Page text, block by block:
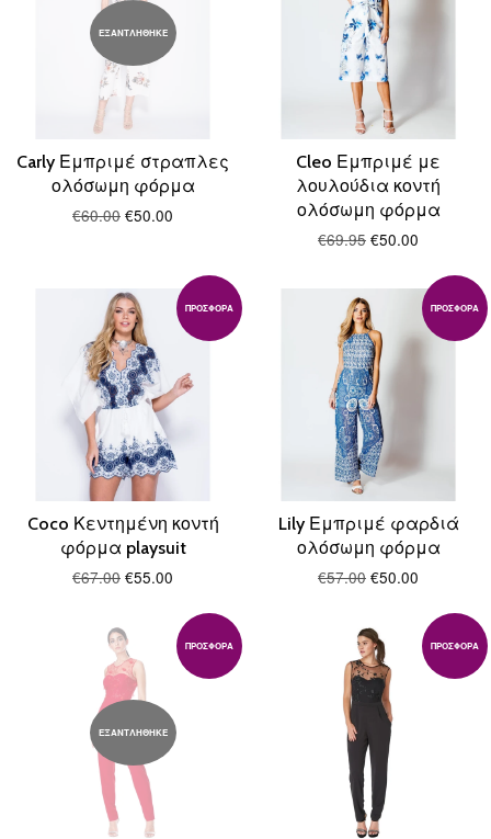
ΕΞΑΝΤΛΗΘΗΚΕ
Carly Εμπριμέ στραπλες
ολόσωμη φόρμα
€60.00 €50.00
Cleo Εμπριμέ με
λουλούδια κοντή
ολόσωμη φόρμα
€69.95 €50.00
ΠΡΟΣΦΟΡΆ
Coco Κεντημένη κοντή
φόρμα playsuit
€67.00 €55.00
ΠΡΟΣΦΟΡΆ
Lily Εμπριμέ φαρδιά
ολόσωμη φόρμα
€57.00 €50.00
ΠΡΟΣΦΟΡΆ
ΕΞΑΝΤΛΗΘΗΚΕ
ΠΡΟΣΦΟΡΆ